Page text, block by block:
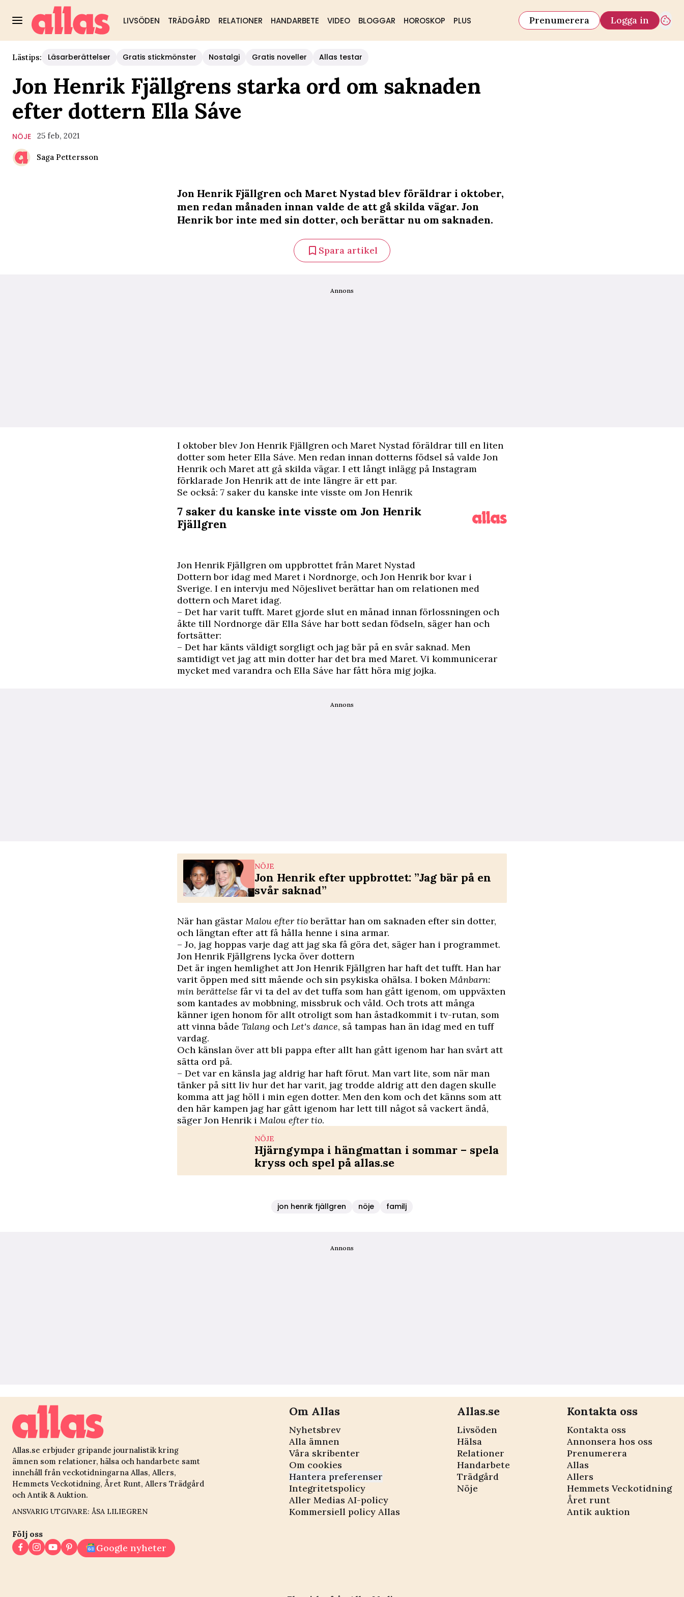
LIVSÖDEN TRÄDGÅRD RELATIONER HANDARBETE VIDEO BLOGGAR HOROSKOP PLUS Prenumerera Logga in
Lästips: Läsarberättelser Gratis stickmönster Nostalgi Gratis noveller Allas testar
Jon Henrik Fjällgrens starka ord om saknaden
efter dottern Ella Sáve
NÖJE 25 feb, 2021
Saga Pettersson
Jon Henrik Fjällgren och Maret Nystad blev föräldrar i oktober,
men redan månaden innan valde de att gå skilda vägar. Jon
Henrik bor inte med sin dotter, och berättar nu om saknaden.
Spara artikel
Annons
I oktober blev Jon Henrik Fjällgren och Maret Nystad föräldrar till en liten
dotter som heter Ella Sáve. Men redan innan dotterns födsel så valde Jon
Henrik och Maret att gå skilda vägar. I ett långt inlägg på Instagram
förklarade Jon Henrik att de inte längre är ett par.
Se också: 7 saker du kanske inte visste om Jon Henrik
7 saker du kanske inte visste om Jon Henrik
Fjällgren
Jon Henrik Fjällgren om uppbrottet från Maret Nystad
Dottern bor idag med Maret i Nordnorge, och Jon Henrik bor kvar i
Sverige. I en intervju med Nöjeslivetberättar han om relationen med
dottern och Maret idag.
– Det har varit tufft. Maret gjorde slut en månad innan förlossningen och
åkte till Nordnorge där Ella Sáve har bott sedan födseln, säger han och
fortsätter:
– Det har känts väldigt sorgligt och jag bär på en svår saknad. Men
samtidigt vet jag att min dotter har det bra med Maret. Vi kommunicerar
mycket med varandra och Ella Sáve har fått höra mig jojka.
Annons
NÖJE
Jon Henrik efter uppbrottet: ”Jag bär på en
svår saknad”
När han gästar Malou efter tioberättar han om saknaden efter sin dotter,
och längtan efter att få hålla henne i sina armar.
– Jo, jag hoppas varje dag att jag ska få göra det, säger han i programmet.
Jon Henrik Fjällgrens lycka över dottern
Det är ingen hemlighet att Jon Henrik Fjällgren har haft det tufft. Han har
varit öppen med sitt mående och sin psykiska ohälsa. I boken Månbarn:
min berättelse får vi ta del av det tuffa som han gått igenom, om uppväxten
som kantades av mobbning, missbruk och våld. Och trots att många
känner igen honom för allt otroligt som han åstadkommit i tv-rutan, som
att vinna både Talang och Let's dance, så tampas han än idag med en tuff
vardag.
Och känslan över att bli pappa efter allt han gått igenom har han svårt att
sätta ord på.
– Det var en känsla jag aldrig har haft förut. Man vart lite, som när man
tänker på sitt liv hur det har varit, jag trodde aldrig att den dagen skulle
komma att jag höll i min egen dotter. Men den kom och det känns som att
den här kampen jag har gått igenom har lett till något så vackert ändå,
säger Jon Henrik i Malou efter tio.
NÖJE
Hjärngympa i hängmattan i sommar – spela
kryss och spel på allas.se
jon henrik fjällgren nöje familj
Annons
Allas.se erbjuder gripande journalistik kring
ämnen som relationer, hälsa och handarbete samt
innehåll från veckotidningarna Allas, Allers,
Hemmets Veckotidning, Året Runt, Allers Trädgård
och Antik & Auktion.
ANSVARIG UTGIVARE: ÅSA LILIEGREN
Följ oss
Google nyheter
Om Allas
Nyhetsbrev
Alla ämnen
Våra skribenter
Om cookies
Hantera preferenser
Integritetspolicy
Aller Medias AI-policy
Kommersiell policy Allas
Allas.se
Livsöden
Hälsa
Relationer
Handarbete
Trädgård
Nöje
Kontakta oss
Kontakta oss
Annonsera hos oss
Prenumerera
Allas
Allers
Hemmets Veckotidning
Året runt
Antik auktion